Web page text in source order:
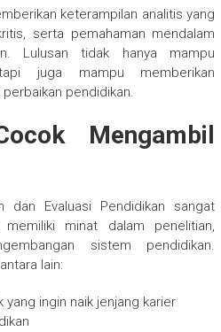
keterampilan analitis yang
serta pemahaman mendalam
Lulusan tidak hanya mampu
juga mampu memberikan
pendidikan.
Mengambil
dan Evaluasi Pendidikan sangat
minat dalam penelitian,
sistem pendidikan.
lain:
ingin naik jenjang karier